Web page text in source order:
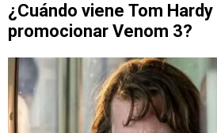
¿Cuándo viene Tom
promocionar Venom 3?